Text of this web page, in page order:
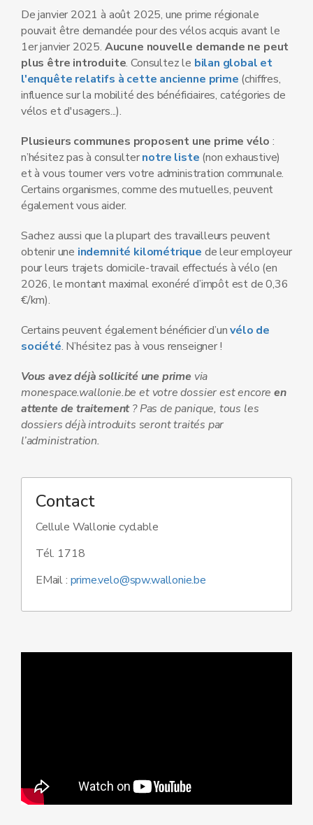
De janvier 2021 à août 2025, une prime régionale
pouvait être demandée pour des vélos acquis avant le
1er janvier 2025. Aucune nouvelle demande ne peut
plus être introduite. Consultez le bilan global et
l'enquête relatifs à cette ancienne prime (chiffres,
influence sur la mobilité des bénéficiaires, catégories de
vélos et d'usagers...).
Plusieurs communes proposent une prime vélo :
n’hésitez pas à consulternotre liste (non exhaustive)
et à vous tourner vers votre administration communale.
Certains organismes, comme des mutuelles, peuvent
également vous aider.
Sachez aussi que la plupart des travailleurs peuvent
obtenir une indemnité kilométrique de leur employeur
pour leurs trajets domicile-travail effectués à vélo (en
2026, le montant maximal exonéré d’impôt est de 0,36
€/km).
Certains peuvent également bénéficier d’unvélo de
société. N’hésitez pas à vous renseigner !
Vous avez déjà sollicité une prime via
monespace.wallonie.be et votre dossier est encoreen
attente de traitement? Pas de panique, tous les
dossiers déjà introduits seront traités par
l’administration.
Contact
Cellule Wallonie cyclable
Tél. 1718
EMail : prime.velo@spw.wallonie.be